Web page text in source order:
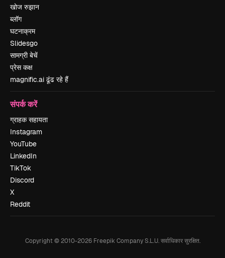
खोज रुझान
ब्लॉग
घटनाक्रम
Slidesgo
सामग्री बेचें
प्रेस कक्ष
magnific.ai ढूंढ रहे हैं
संपर्क करें
ग्राहक सहायता
Instagram
YouTube
LinkedIn
TikTok
Discord
X
Reddit
Copyright © 2010-2026Freepik Company S.L.U. सर्वाधिकार सुरक्षित.